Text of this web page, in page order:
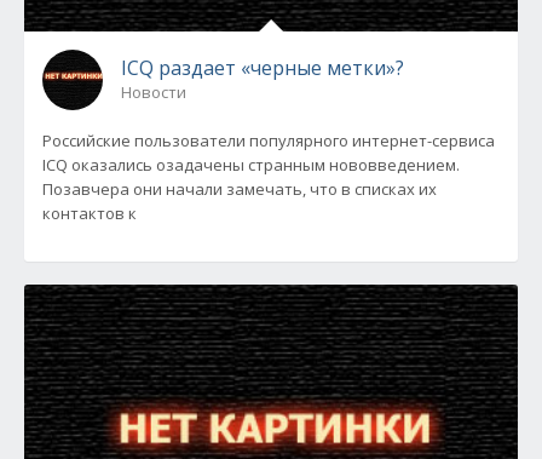
ICQ раздает «черные метки»?
Новости
Российские пользователи популярного интернет-сервиса
ICQ оказались озадачены странным нововведением.
Позавчера они начали замечать, что в списках их
контактов к